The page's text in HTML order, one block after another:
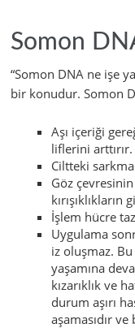
Somon
“Somon DNA ne işe
bir konudur. Somon
Aşı içeriği
liflerini arttırır.
Ciltteki
Göz
İşlem hücre
Uygulama
iz oluşmaz.
yaşamına
kızarıklık ve
durum aşırı
aşamasıdır